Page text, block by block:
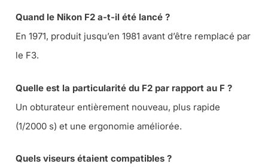
Quand le Nikon F2 a-t-il été lancé ?
En 1971, produit jusqu’en 1981 avant d’être remplacé par
le F3.
Quelle est la particularité du F2 par rapport au F ?
Un obturateur entièrement nouveau, plus rapide
(1/2000 s) et une ergonomie améliorée.
Quels viseurs étaient compatibles ?